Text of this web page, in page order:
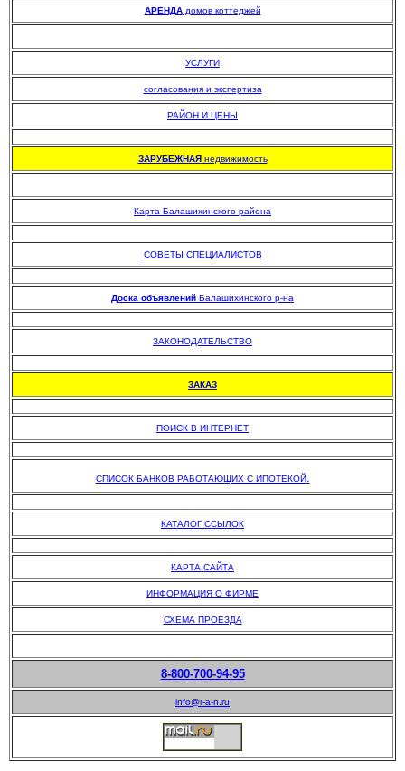
АРЕНДАдомов коттеджей
УСЛУГИ
согласования и экспертиза
РАЙОН И ЦЕНЫ
ЗАРУБЕЖНАЯнедвижимость
Карта Балашихинского района
СОВЕТЫ СПЕЦИАЛИСТОВ
Доска объявлений Балашихинского р-на
ЗАКОНОДАТЕЛЬСТВО
ЗАКАЗ
ПОИСК В ИНТЕРНЕТ
СПИСОК БАНКОВ РАБОТАЮЩИХ С ИПОТЕКОЙ.
КАТАЛОГ ССЫЛОК
КАРТА САЙТА
ИНФОРМАЦИЯ О ФИРМЕ
СХЕМА ПРОЕЗДА
8-800-700-94-95
info@r-a-n.ru